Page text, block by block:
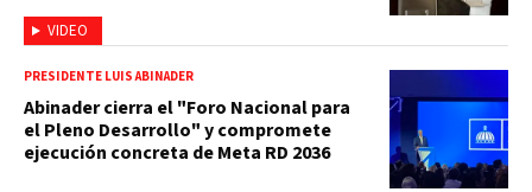
VIDEO
PRESIDENTE LUIS ABINADER
Abinader cierra el "Foro Nacional para
el Pleno Desarrollo" y compromete
ejecución concreta de Meta RD 2036